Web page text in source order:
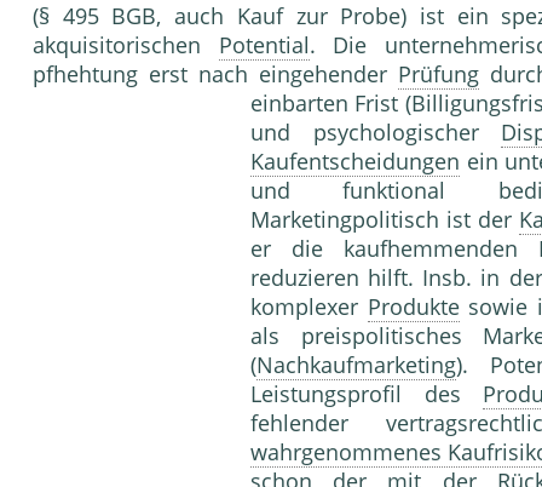
(§ 495 BGB, auch Kauf zur Probe) ist ein
akquisitorischen Potential. Die
pfhehtung erst nach eingehender Prüfung
einbarten Frist
und psycho­logischer
Kaufentscheidungen ein
und funktional
Marketingpolitisch ist der
er die kaufhemmenden
reduzieren hilft. Insb. in
komplexer Produktesowie
als preispoli­tisches
(Nachkaufmarketing).
Leistungs­profil des
fehlender
wahrgenommenes
schon der mit der